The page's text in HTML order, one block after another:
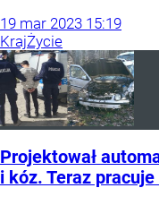
19 mar 2023 15:19
KrajŻycie
Projektował
i kóz. Teraz